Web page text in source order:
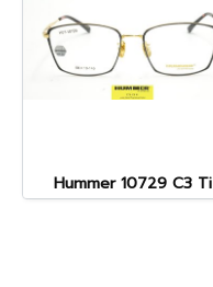
Hummer 10729 C3 Ti